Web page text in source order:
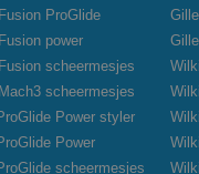
ProGlide
power
scheermesjes
scheermesjes
Power styler
Power
scheermesjes